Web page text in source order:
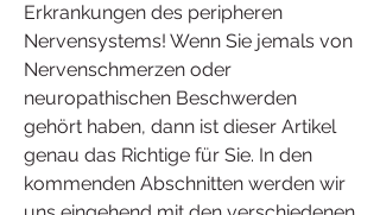
Erkrankungen des peripheren
Nervensystems! Wenn Sie jemals von
Nervenschmerzen oder
neuropathischen Beschwerden
gehört haben, dann ist dieser Artikel
genau das Richtige für Sie. In den
kommenden Abschnitten werden wir